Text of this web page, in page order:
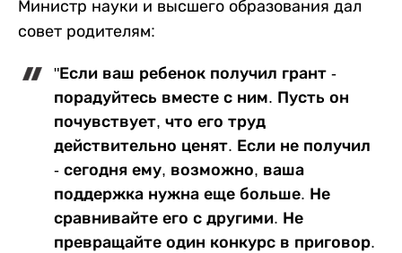
Министр науки и высшего образования дал
совет родителям:
"Если ваш ребенок получил грант -
порадуйтесь вместе с ним. Пусть он
почувствует, что его труд
действительно ценят. Если не получил
- сегодня ему, возможно, ваша
поддержка нужна еще больше. Не
сравнивайте его с другими. Не
превращайте один конкурс в приговор.